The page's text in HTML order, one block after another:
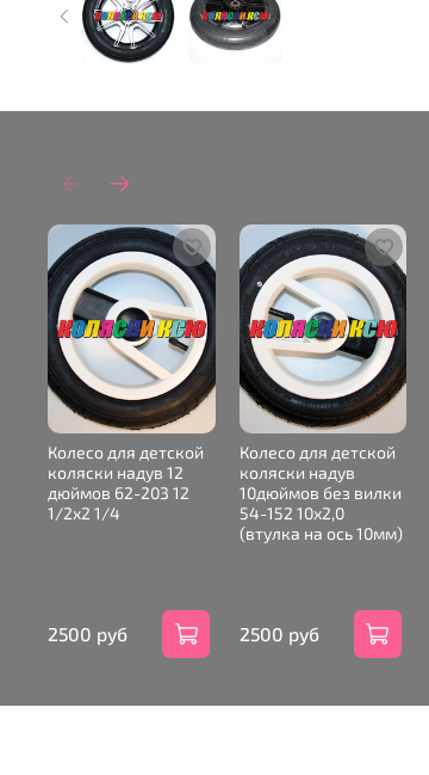
Колесо для детской
коляски надув 12
дюймов 62-203 12
1/2х2 1/4
2500 руб
Колесо для детской
коляски надув
10дюймов без вилки
54-152 10х2,0
(втулка на ось 10мм)
2500 руб